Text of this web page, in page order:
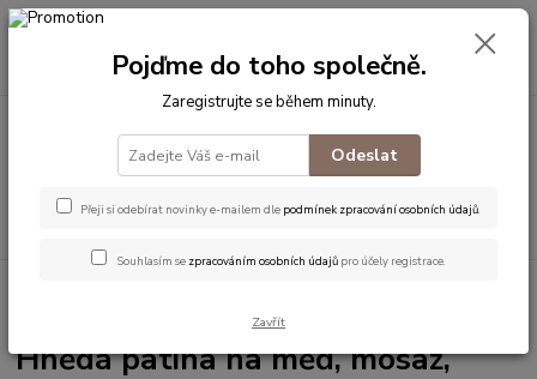
CZK
Hledat
(Po-Pá, 8-18 hod.)
0ks
0 Kč
Hnědá patina na měď, mosaz,
Pojďme do toho společně.
Zaregistrujte se během minuty.
Odeslat
Přeji si odebírat novinky e-mailem dle podmínek zpracování osobních údajů.
Souhlasím se zpracováním osobních údajů pro účely registrace.
Zavřít